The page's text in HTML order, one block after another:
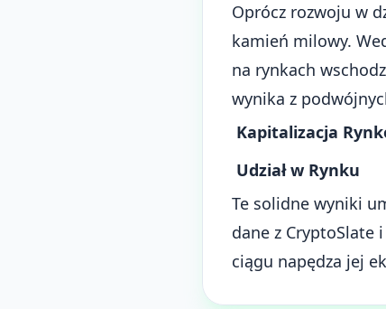
Oprócz rozwoju w
kamień milowy.
na rynkach
wynika z
Kapitalizacja
Udział w Rynku
Te solidne wyniki
dane z CryptoSlate
ciągu napędza jej